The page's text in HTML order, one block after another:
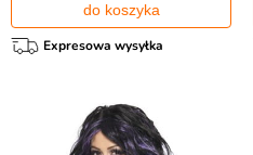
do koszyka
Expresowa wysyłka